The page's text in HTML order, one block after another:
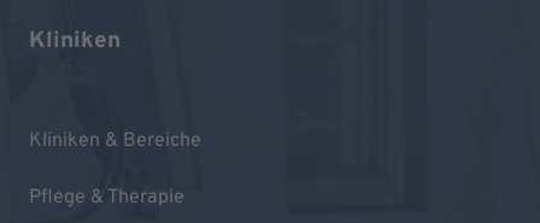
Kliniken
Kliniken & Bereiche
Pflege & Therapie